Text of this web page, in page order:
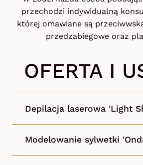
OFERTA I
Depilacja laserowa 'Light
Modelowanie sylwetki
przechodzi indywidualną
której omawiane są
przedzabiegowe oraz